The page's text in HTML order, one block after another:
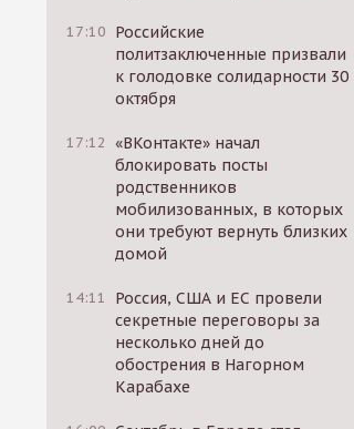
17:10 Российские
политзаключенные призвали
к голодовке солидарности 30
октября
17:12 «ВКонтакте» начал
блокировать посты
родственников
мобилизованных, в которых
они требуют вернуть близких
домой
14:11
Россия, США и ЕС провели
секретные переговоры за
несколько дней до
обострения в Нагорном
Карабахе